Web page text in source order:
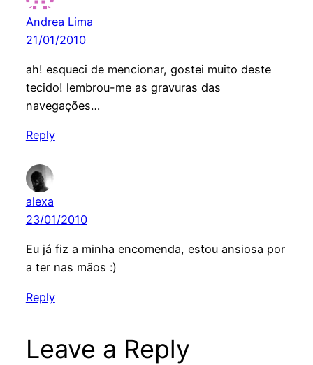
Andrea Lima
21/01/2010
ah! esqueci de mencionar, gostei muito deste
tecido! lembrou-me as gravuras das
navegações…
Reply
alexa
23/01/2010
Eu já fiz a minha encomenda, estou ansiosa por
a ter nas mãos :)
Reply
Leave a Reply